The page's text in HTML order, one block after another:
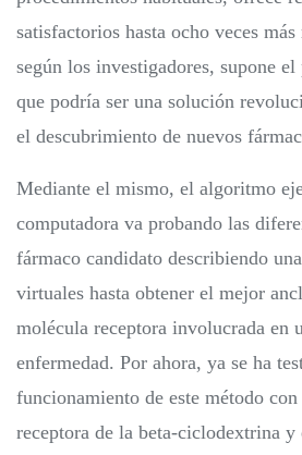
satisfactorios hasta ocho veces
según los investigadores, supone
que podría ser una solución
el descubrimiento de nuevos
Mediante el mismo, el algoritmo
computadora va probando las
fármaco candidato describiendo
virtuales hasta obtener el mejor
molécula receptora involucrada en
enfermedad. Por ahora, ya se ha
funcionamiento de este método
receptora de la beta-ciclodextrina y